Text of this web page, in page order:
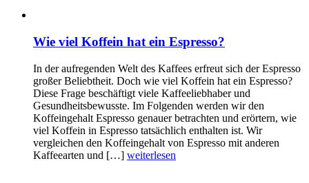
Wie viel Koffein hat ein Espresso?
In der aufregenden Welt des Kaffees erfreut sich der Espresso
großer Beliebtheit. Doch wie viel Koffein hat ein Espresso?
Diese Frage beschäftigt viele Kaffeeliebhaber und
Gesundheitsbewusste. Im Folgenden werden wir den
Koffeingehalt Espresso genauer betrachten und erörtern, wie
viel Koffein in Espresso tatsächlich enthalten ist. Wir
vergleichen den Koffeingehalt von Espresso mit anderen
Kaffeearten und […] weiterlesen